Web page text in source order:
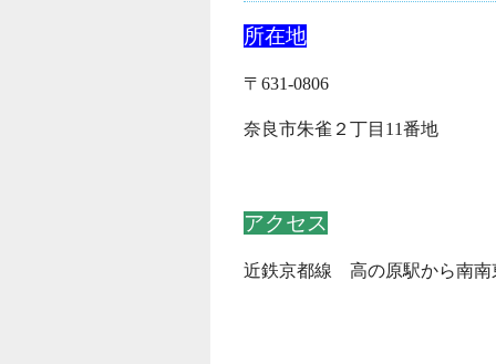
所在地
〒631-0806
奈良市朱雀２丁目11番地
アクセス
近鉄京都線 高の原駅から南南